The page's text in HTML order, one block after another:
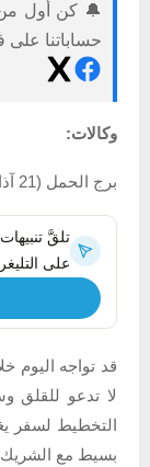
🔔 كن أول من
حساباتنا
وكالات:
برج الحمل (21 آذار – 19 نيسان)
تلقَّ
على
قد تواجه اليوم
لا تدعو للقلق
التخطيط لسفر
بسيط مع